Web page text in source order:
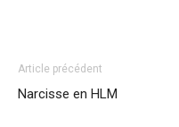
Article précédent
Narcisse en HLM